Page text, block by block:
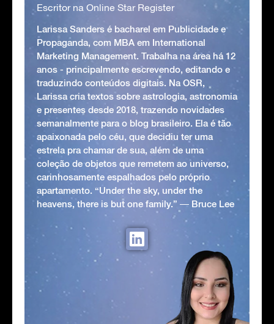
Escritor na Online Star Register
Larissa Sanders é bacharel em Publicidade e
Propaganda, com MBA em International
Marketing Management. Trabalha na área há 12
anos - principalmente escrevendo, editando e
traduzindo conteúdos digitais. Na OSR,
Larissa cria textos sobre astrologia, astronomia
e presentes desde 2018, trazendo novidades
semanalmente para o blog brasileiro. Ela é tão
apaixonada pelo céu, que decidiu ter uma
estrela pra chamar de sua, além de uma
coleção de objetos que remetem ao universo,
carinhosamente espalhados pelo próprio
apartamento. “Under the sky, under the
heavens, there is but one family.” ― Bruce Lee